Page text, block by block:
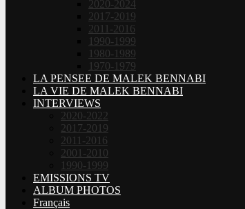
2020-2024
2017-2019
2011-2016
1990-1999
1980-1989
1970-1979
LA PENSEE DE MALEK BENNABI
LA VIE DE MALEK BENNABI
INTERVIEWS
2020-2022
2017-2019
2011-2016
2001-2010
1990-1999
EMISSIONS TV
ALBUM PHOTOS
Français